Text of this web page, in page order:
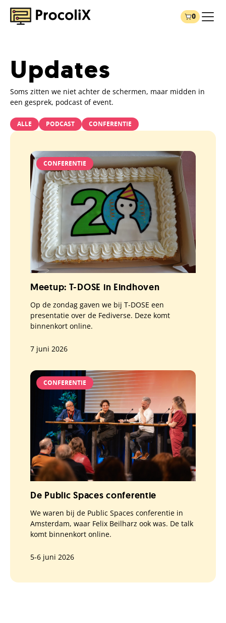
0
Updates
Soms zitten we niet achter de schermen, maar midden in
een gesprek, podcast of event.
ALLE PODCAST CONFERENTIE
CONFERENTIE
Meetup: T-DOSE in Eindhoven
Op de zondag gaven we bij T-DOSE een
presentatie over de Fediverse. Deze komt
binnenkort online.
7 juni 2026
CONFERENTIE
De Public Spaces conferentie
We waren bij de Public Spaces conferentie in
Amsterdam, waar Felix Beilharz ook was. De talk
komt binnenkort online.
5-6 juni 2026